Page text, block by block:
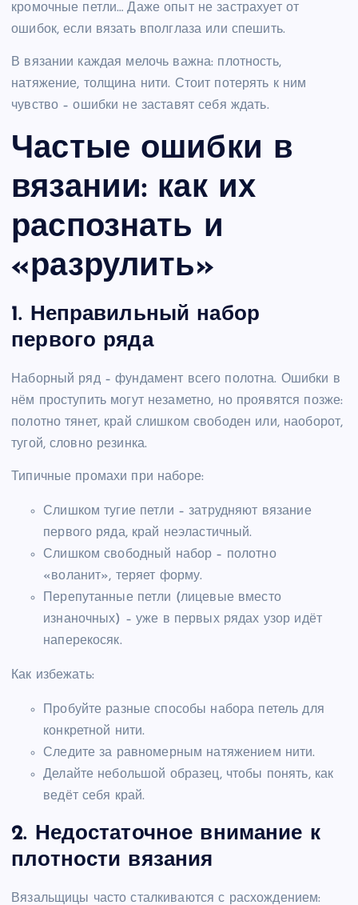
кромочные петли… Даже опыт не застрахует от
ошибок, если вязать вполглаза или спешить.
В вязании каждая мелочь важна: плотность,
натяжение, толщина нити. Стоит потерять к ним
чувство – ошибки не заставят себя ждать.
Частые ошибки в
вязании: как их
распознать и
«разрулить»
1. Неправильный набор
первого ряда
Наборный ряд – фундамент всего полотна. Ошибки в
нём проступить могут незаметно, но проявятся позже:
полотно тянет, край слишком свободен или, наоборот,
тугой, словно резинка.
Типичные промахи при наборе:
Слишком тугие петли – затрудняют вязание
первого ряда, край неэластичный.
Слишком свободный набор – полотно
«воланит», теряет форму.
Перепутанные петли (лицевые вместо
изнаночных) – уже в первых рядах узор идёт
наперекосяк.
Как избежать:
Пробуйте разные способы набора петель для
конкретной нити.
Следите за равномерным натяжением нити.
Делайте небольшой образец, чтобы понять, как
ведёт себя край.
2. Недостаточное внимание к
плотности вязания
Вязальщицы часто сталкиваются с расхождением: